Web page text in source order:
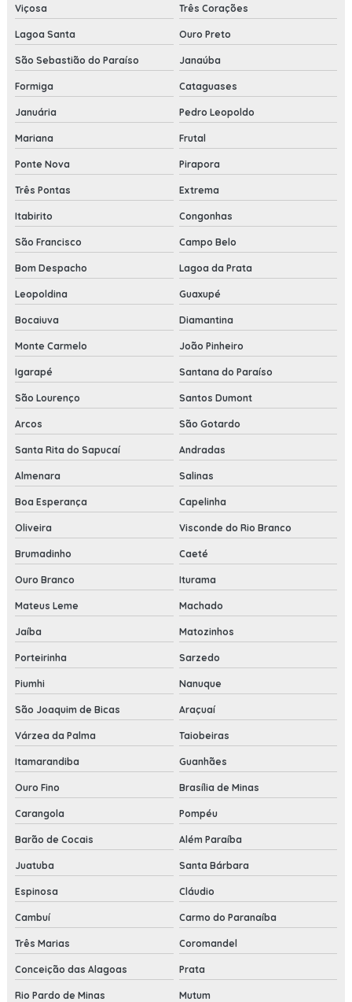
Viçosa Três Corações
Lagoa Santa Ouro Preto
São Sebastião do Paraíso Janaúba
Formiga Cataguases
Januária Pedro Leopoldo
Mariana Frutal
Ponte Nova Pirapora
Três Pontas Extrema
Itabirito Congonhas
São Francisco Campo Belo
Bom Despacho Lagoa da Prata
Leopoldina Guaxupé
Bocaiuva Diamantina
Monte Carmelo João Pinheiro
Igarapé Santana do Paraíso
São Lourenço Santos Dumont
Arcos São Gotardo
Santa Rita do Sapucaí Andradas
Almenara Salinas
Boa Esperança Capelinha
Oliveira Visconde do Rio Branco
Brumadinho Caeté
Ouro Branco Iturama
Mateus Leme Machado
Jaíba Matozinhos
Porteirinha Sarzedo
Piumhi Nanuque
São Joaquim de Bicas Araçuaí
Várzea da Palma Taiobeiras
Itamarandiba Guanhães
Ouro Fino Brasília de Minas
Carangola Pompéu
Barão de Cocais Além Paraíba
Juatuba Santa Bárbara
Espinosa Cláudio
Cambuí Carmo do Paranaíba
Três Marias Coromandel
Conceição das Alagoas Prata
Rio Pardo de Minas Mutum